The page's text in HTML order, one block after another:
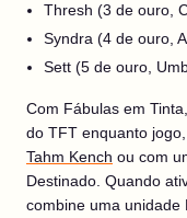
Thresh (3 de ouro,
Syndra (4 de ouro,
Sett (5 de ouro,
Com Fábulas em
do TFT enquanto
Tahm Kench ou com
Destinado. Quando
combine uma unidade